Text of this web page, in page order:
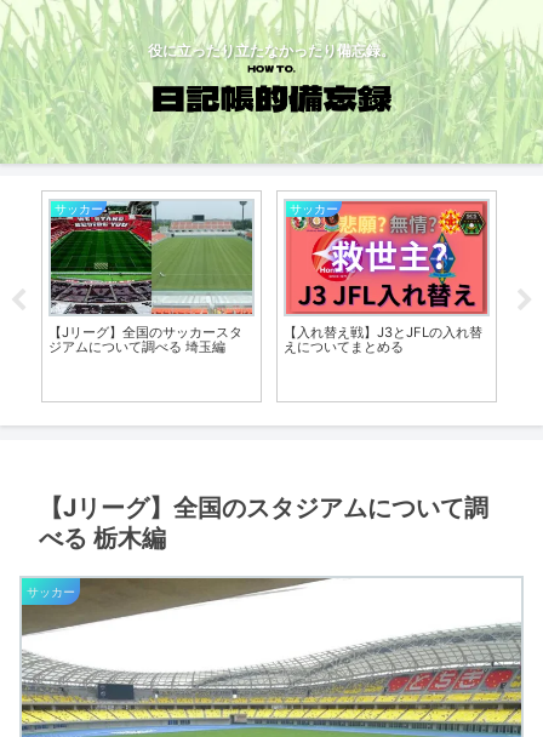
役に立ったり立たなかったり備忘録。
サッカー
【Jリーグ】ニッチな規約・規程
を深掘りする 支度金編
サッカー
【Jリーグ】初サッカー観戦の指
南書
【Jリーグ】全国のスタジアムについて調
べる 栃木編
サッカー